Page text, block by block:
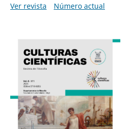
Ver revista
Número actual